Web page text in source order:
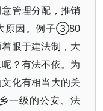
管理分配，推销
原因。例子③80
眼于建法制，大
？有法不依。为
化有相当大的关
一级的公安、法